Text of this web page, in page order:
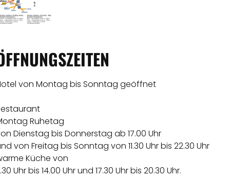
von Montag bis Sonntag geöffnet
Ruhetag
Dienstag bis Donnerstag ab 17.00 Uhr
von Freitag bis Sonntag von 11.30 Uhr bis 22.30 Uhr
Küche von
Uhr bis 14.00 Uhr und 17.30 Uhr bis 20.30 Uhr.